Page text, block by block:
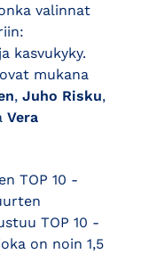
valinnat
kasvukyky.
mukana
, Juho Risku,
Vera
TOP 10 -
TOP 10 -
on noin 1,5